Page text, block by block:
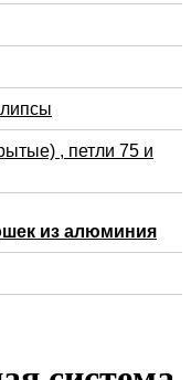
, петли 75 и
из алюминия